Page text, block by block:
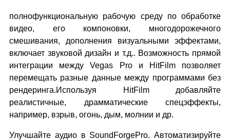
полнофункциональную рабочую среду по обработке
видео, его компоновки, многодорожечного
смешивания, дополнения визуальными эффектами,
включает звуковой дизайн и т.д.. Возможность прямой
интеграции между Vegas Pro и HitFilm позволяет
перемещать разные данные между программами без
рендеринга.Используя HitFilm добавляйте
реалистичные, драмматические спецэффекты,
например, взрыв, огонь, дым, молнии и др.
Улучшайте аудио в SoundForgePro. Автоматизируйте